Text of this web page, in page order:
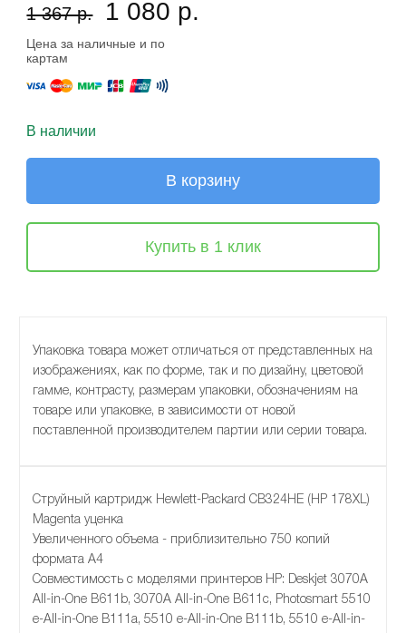
1 367 р. 1 080 р.
Цена за наличные и по
картам
В наличии
В корзину
Купить в 1 клик
Упаковка товара может отличаться от представленных на
изображениях, как по форме, так и по дизайну, цветовой
гамме, контрасту, размерам упаковки, обозначениям на
товаре или упаковке, в зависимости от новой
поставленной производителем партии или серии товара.
Струйный картридж Hewlett-Packard CB324HE (HP 178XL)
Magenta уценка
Увеличенного объема - приблизительно 750 копий
формата А4
Совместимость с моделями принтеров HP: Deskjet 3070A
All-in-One B611b, 3070A All-in-One B611c, Photosmart 5510
e-All-in-One B111a, 5510 e-All-in-One B111b, 5510 e-All-in-